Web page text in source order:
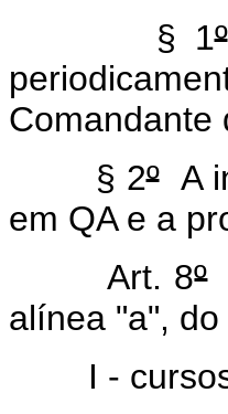
§ 1º
Comandante
§ 2ºA
em QA e a
Art. 8º
alínea "a", do
I -